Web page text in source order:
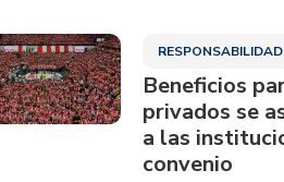
Beneficios
privados se
a las
convenio